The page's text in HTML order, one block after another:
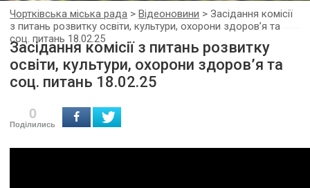
Чортківська міська рада >Відеоновини >Засідання комісії
з питань розвитку освіти, культури, охорони здоров’я та
соц. питань 18.02.25
Засідання комісії з питань розвитку
освіти, культури, охорони здоров’я та
соц. питань 18.02.25
0
Поділились